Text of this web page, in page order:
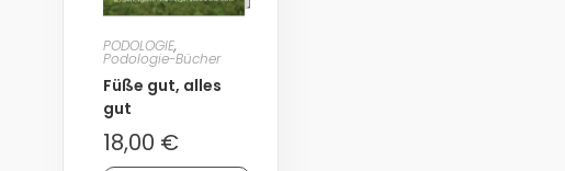
PODOLOGIE,
Podologie-Bücher
Füße gut, alles
gut
18,00 €